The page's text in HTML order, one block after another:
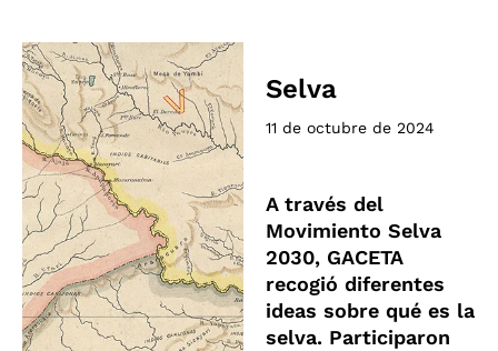
Selva
11 de octubre de 2024
A través del
Movimiento Selva
2030, GACETA
recogió diferentes
ideas sobre qué es la
selva. Participaron